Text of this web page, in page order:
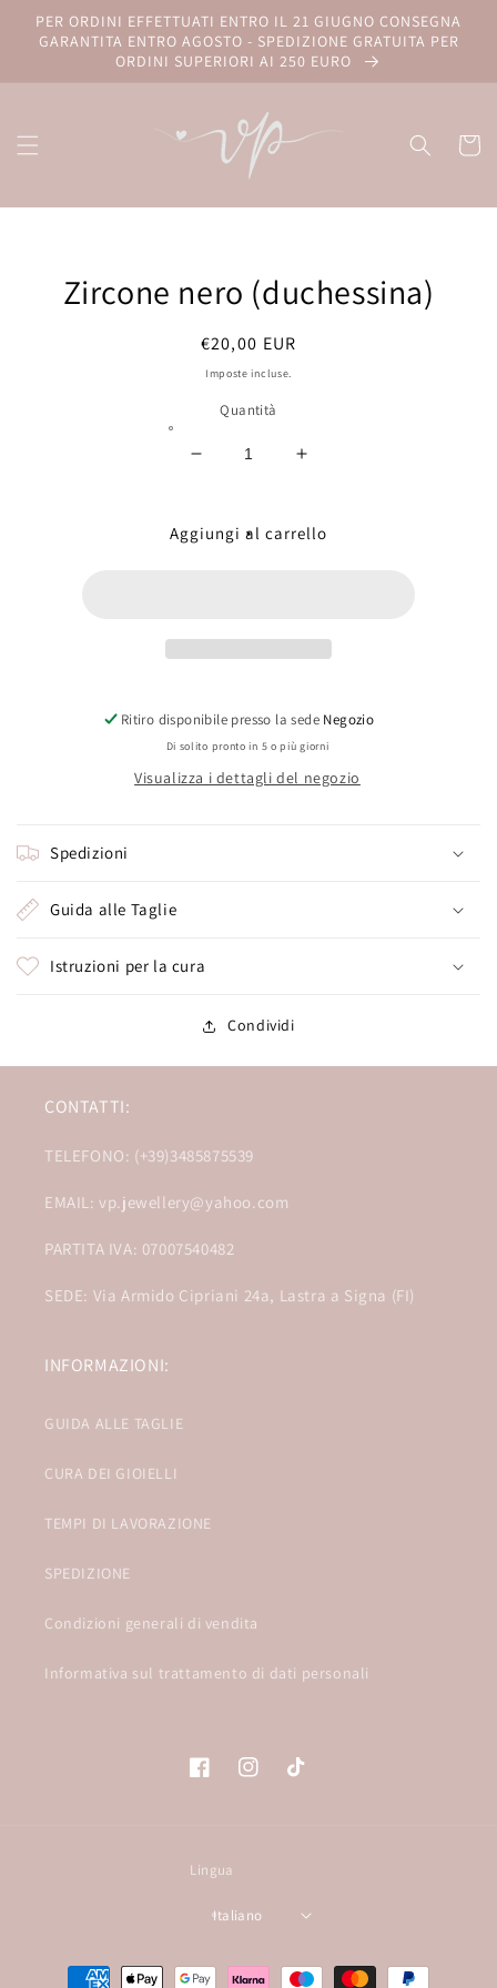
direttamente
ai contenuti
PER ORDINI EFFETTUATI ENTRO IL 21 GIUGNO CONSEGNA
GARANTITA ENTRO AGOSTO - SPEDIZIONE GRATUITA PER
ORDINI SUPERIORI AI 250 EURO
Carrello
sul prodottoZircone nero (duchessina)
Prezzo
di
€20,00 EUR
Imposte incluse.
Quantità
Diminuisci
Zircone
Aumenta
Zircone
Aggiungi al carrello
Ritiro disponibile presso la sede Negozio
Di solito pronto in 5 o più giorni
Visualizza i dettagli del negozio
Spedizioni
Guida alle Taglie
Istruzioni per la cura
Condividi
CONTATTI:
TELEFONO: (+39)3485875539
EMAIL: vp.jewellery@yahoo.com
PARTITA IVA: 07007540482
SEDE: Via Armido Cipriani 24a, Lastra a Signa (FI)
INFORMAZIONI:
GUIDA ALLE TAGLIE
CURA DEI GIOIELLI
TEMPI DI LAVORAZIONE
SPEDIZIONE
Condizioni generali di vendita
Informativa sul trattamento di dati personali
FacebookInstagramTikTok
Lingua
Italiano
Metodi